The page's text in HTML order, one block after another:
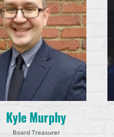
Kyle Murphy
Board Treasurer